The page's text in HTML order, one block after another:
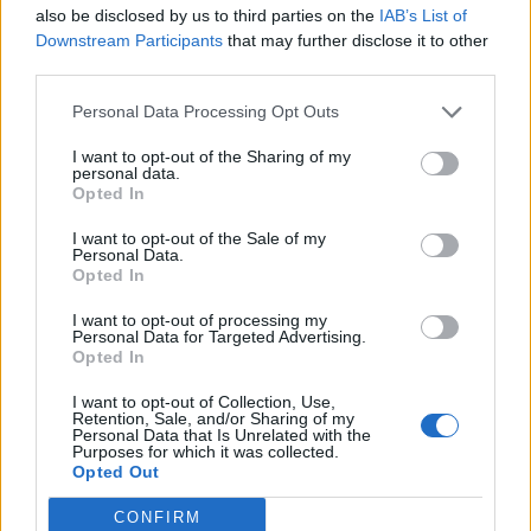
also be disclosed by us to third parties on the IAB’s List of
Downstream Participants that may further disclose it to other
Personal Data Processing Opt Outs
I want to opt-out of the Sharing of my
personal data.
Opted In
I want to opt-out of the Sale of my
Personal Data.
Opted In
I want to opt-out of processing my
Personal Data for Targeted Advertising.
Opted In
I want to opt-out of Collection, Use,
Retention, Sale, and/or Sharing of my
Personal Data that Is Unrelated with the
Purposes for which it was collected.
Opted Out
CONFIRM
internacionalização, cooperação entre territórios,
preservação dos saberes tradicionais, renovação
turístico e cultural”.
Além dos debates e conferências, a programação
integrará visitas ao Museu dos Têxteis, ao Centro de
Interpretação do Bordado de Castelo Branco, a
exposição “O Mundo Bordado à Mão” e iniciativas de
demonstração artesanal ao vivo.
Uma Bienal que “consolida a estratégia de
crescimento internacional” de Castelo Branco
Em entrevista exclusiva à Agência Incomparáveis, Sónia
Abreu, chefe da Divisão de Museus e Cultura da Câmara
Municipal de Castelo Branco, considera que a Bienal
representa a evolução natural da estratégia que o
Interior
O consultor imobiliário português, António Carlos,
Centro de Portugal, atravessa um período de “forte
crescimento económico e imobiliário”, sustentando que
investidores nacionais e estrangeiros, fixar população e
consolidar um modelo de desenvolvimento assente na
qualidade de vida, na inovação e na valorização do
território”.
As declarações foram prestadas à Agência
Incomparáveis no âmbito de mais uma edição da Feira de
São Tiago, que decorreu entre os dias 16 e 26 de julho,